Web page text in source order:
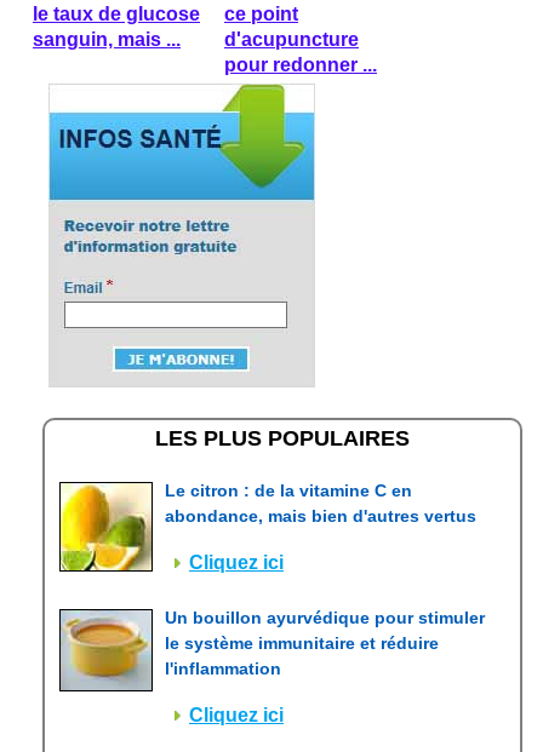
le taux de glucose
sanguin, mais ...
ce point
d'acupuncture
pour redonner ...
LES PLUS POPULAIRES
Le citron : de la vitamine C en
abondance, mais bien d'autres vertus
Cliquez ici
Un bouillon ayurvédique pour stimuler
le système immunitaire et réduire
l'inflammation
Cliquez ici